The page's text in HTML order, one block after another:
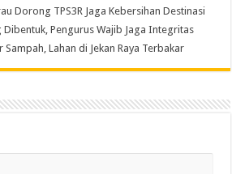
Dorong TPS3R Jaga Kebersihan Destinasi
Pengurus Wajib Jaga Integritas
Lahan di Jekan Raya Terbakar